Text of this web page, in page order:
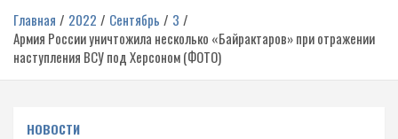
Главная 2022 Сентябрь
3
Армия России уничтожила несколько «Байрактаров» при отражении
наступления ВСУ под Херсоном (ФОТО)
НОВОСТИ